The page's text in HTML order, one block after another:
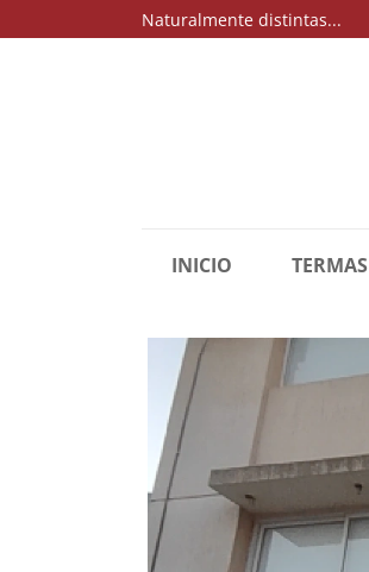
Naturalmente distintas...
INICIO TERMAS